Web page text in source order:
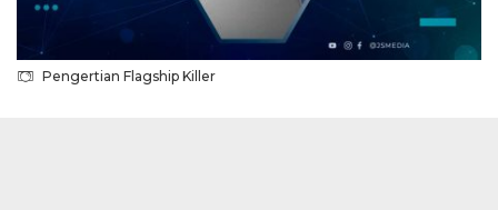
Pengertian Flagship Killer